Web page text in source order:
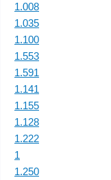
1.008
1.035
1.100
1.553
1.591
1.141
1.155
1.128
1.222
1
1.250